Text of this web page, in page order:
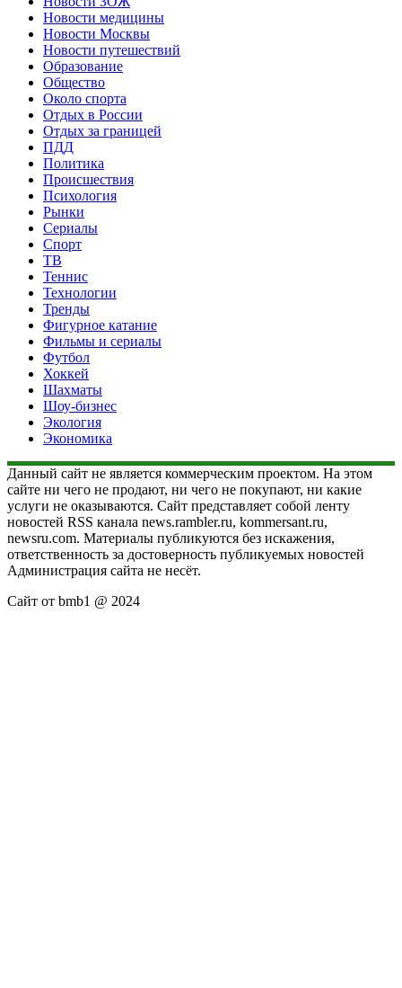
Новости медицины
Новости Москвы
Новости путешествий
Образование
Общество
Около спорта
Отдых в России
Отдых за границей
ПДД
Политика
Происшествия
Психология
Рынки
Сериалы
Спорт
ТВ
Теннис
Технологии
Тренды
Фигурное катание
Фильмы и сериалы
Футбол
Хоккей
Шахматы
Шоу-бизнес
Экология
Экономика
Данный сайт не является коммерческим проектом. На этом
сайте ни чего не продают, ни чего не покупают, ни какие
услуги не оказываются. Сайт представляет собой ленту
новостей RSS канала news.rambler.ru, kommersant.ru,
newsru.com. Материалы публикуются без искажения,
ответственность за достоверность публикуемых новостей
Администрация сайта не несёт.
Сайт от bmb1 @ 2024